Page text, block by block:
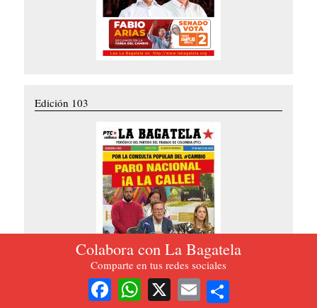
Colabora con La Bagatela
Comparte en tus redes sociales
FacebookWhatsApp
X Email
Edición 103